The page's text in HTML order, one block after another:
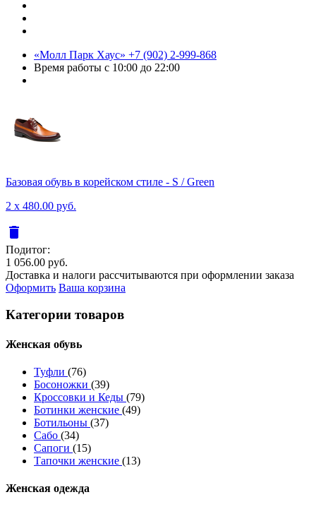
«Молл Парк Хаус» +7 (902) 2-999-868
Время работы с 10:00 до 22:00
Базовая обувь в корейском стиле - S / Green
2 x 480.00 руб.
delete
Подитог:
1 056.00 руб.
Доставка и налоги рассчитываются при оформлении заказа
Оформить Ваша корзина
Категории товаров
Женcкая обувь
Туфли (76)
Босоножки (39)
Кроссовки и Кеды (79)
Ботинки женские (49)
Ботильоны (37)
Сабо (34)
Сапоги (15)
Тапочки женские (13)
Женская одежда